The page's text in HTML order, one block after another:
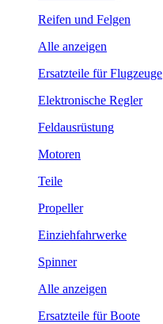
Reifen und Felgen
Alle anzeigen
Ersatzteile für Flugzeuge
Elektronische Regler
Feldausrüstung
Motoren
Teile
Propeller
Einziehfahrwerke
Spinner
Alle anzeigen
Ersatzteile für Boote